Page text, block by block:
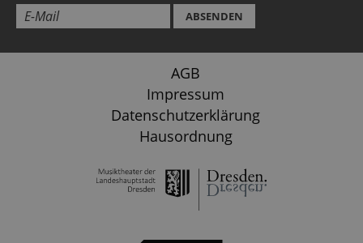
ABSENDEN
AGB
Impressum
Datenschutzerklärung
Hausordnung